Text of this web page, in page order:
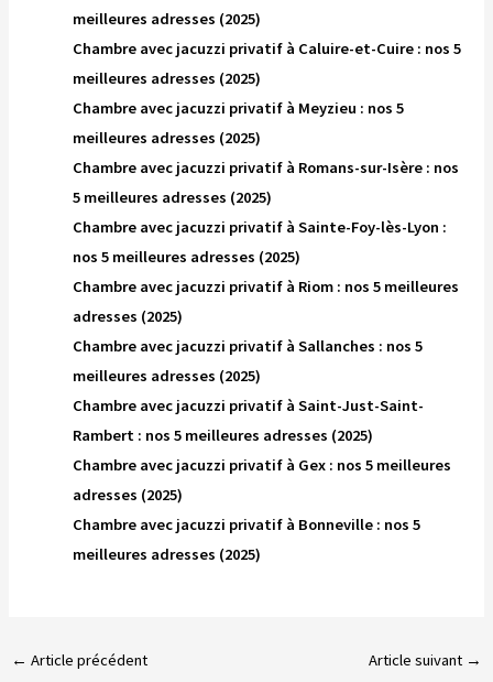
meilleures adresses (2025)
Chambre avec jacuzzi privatif à Caluire-et-Cuire : nos 5
meilleures adresses (2025)
Chambre avec jacuzzi privatif à Meyzieu : nos 5
meilleures adresses (2025)
Chambre avec jacuzzi privatif à Romans-sur-Isère : nos
5 meilleures adresses (2025)
Chambre avec jacuzzi privatif à Sainte-Foy-lès-Lyon :
nos 5 meilleures adresses (2025)
Chambre avec jacuzzi privatif à Riom : nos 5 meilleures
adresses (2025)
Chambre avec jacuzzi privatif à Sallanches : nos 5
meilleures adresses (2025)
Chambre avec jacuzzi privatif à Saint-Just-Saint-
Rambert : nos 5 meilleures adresses (2025)
Chambre avec jacuzzi privatif à Gex : nos 5 meilleures
adresses (2025)
Chambre avec jacuzzi privatif à Bonneville : nos 5
meilleures adresses (2025)
← Article précédent Article suivant →